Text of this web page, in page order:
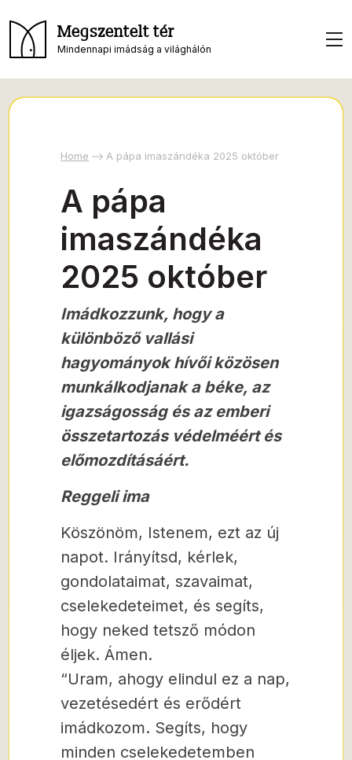
Megszentelt tér
Mindennapi imádság a világhálón
Home A pápa imaszándéka 2025 október
A pápa
imaszándéka
2025 október
Imádkozzunk, hogy a
különböző vallási
hagyományok hívői közösen
munkálkodjanak a béke, az
igazságosság és az emberi
összetartozás védelméért és
előmozdításáért.
Reggeli ima
Köszönöm, Istenem, ezt az új
napot. Irányítsd, kérlek,
gondolataimat, szavaimat,
cselekedeteimet, és segíts,
hogy neked tetsző módon
éljek. Ámen.
“Uram, ahogy elindul ez a nap,
vezetésedért és erődért
imádkozom. Segíts, hogy
minden cselekedetemben